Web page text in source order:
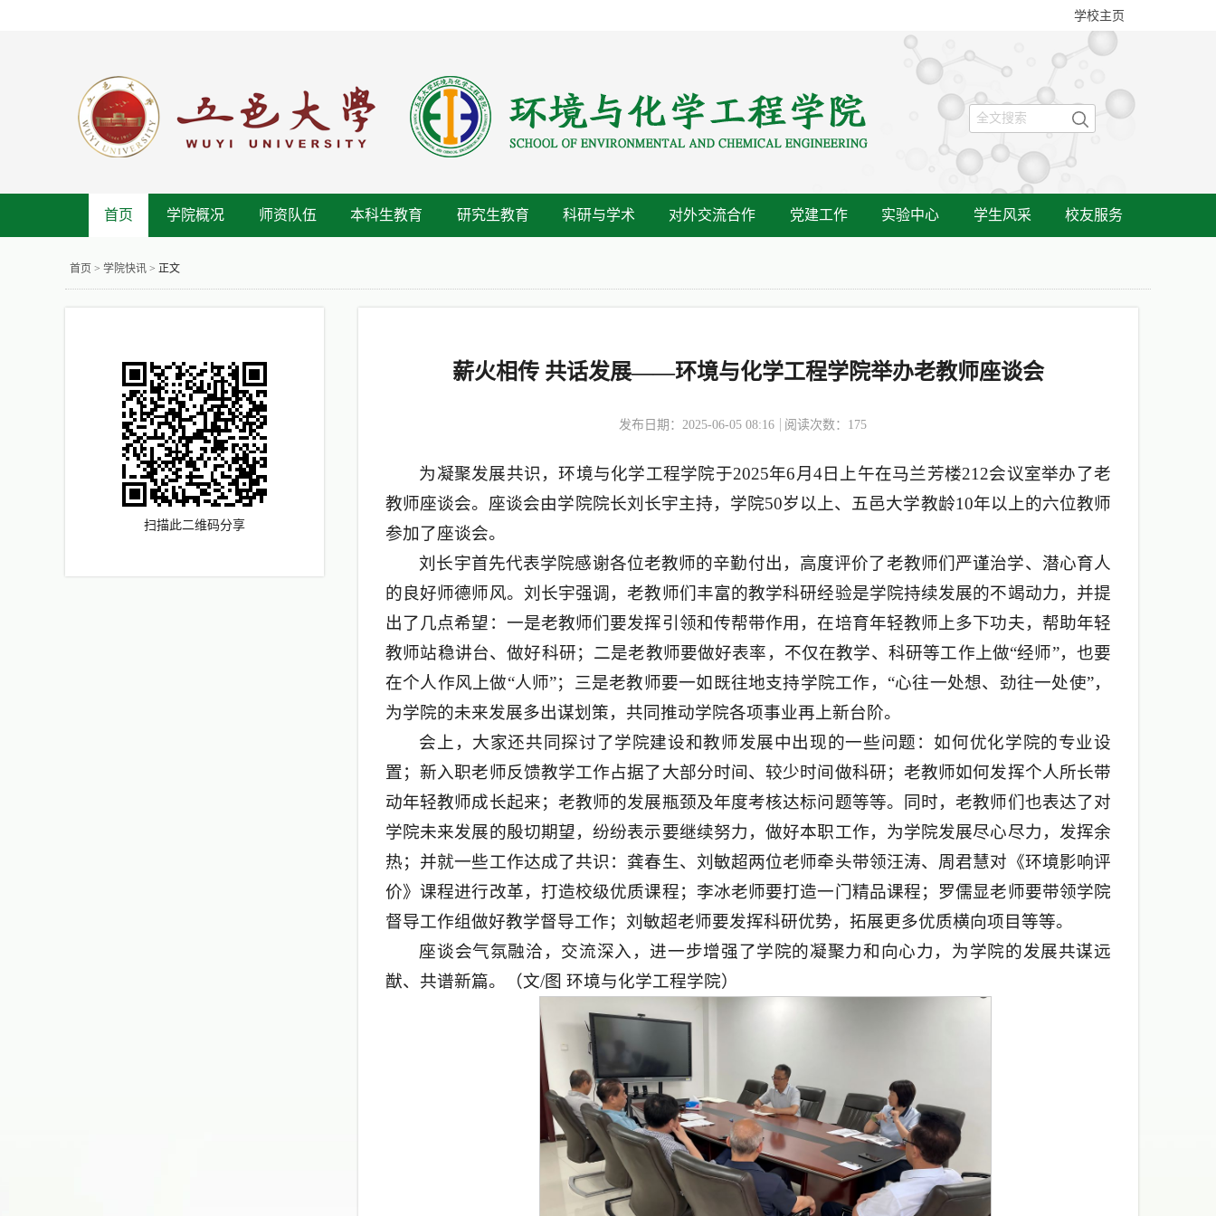
学校主页
首页 学院概况 师资队伍 本科生教育 研究生教育 科研与学术 对外交流合作 党建工作 实验中心 学生风采 校友服务
首页 > 学院快讯 > 正文
扫描此二维码分享
薪火相传 共话发展——环境与化学工程学院举办老教师座谈会
发布日期：2025-06-05 08:16 阅读次数： 175
为凝聚发展共识，环境与化学工程学院于2025年6月4日上午在马兰芳楼212会议室举办了老
教师座谈会。座谈会由学院院长刘长宇主持，学院50岁以上、五邑大学教龄10年以上的六位教师
参加了座谈会。
刘长宇首先代表学院感谢各位老教师的辛勤付出，高度评价了老教师们严谨治学、潜心育人
的良好师德师风。刘长宇强调，老教师们丰富的教学科研经验是学院持续发展的不竭动力，并提
出了几点希望：一是老教师们要发挥引领和传帮带作用，在培育年轻教师上多下功夫，帮助年轻
教师站稳讲台、做好科研；二是老教师要做好表率，不仅在教学、科研等工作上做“经师”，也要
在个人作风上做“人师”；三是老教师要一如既往地支持学院工作，“心往一处想、劲往一处使”，
为学院的未来发展多出谋划策，共同推动学院各项事业再上新台阶。
会上，大家还共同探讨了学院建设和教师发展中出现的一些问题：如何优化学院的专业设
置；新入职老师反馈教学工作占据了大部分时间、较少时间做科研；老教师如何发挥个人所长带
动年轻教师成长起来；老教师的发展瓶颈及年度考核达标问题等等。同时，老教师们也表达了对
学院未来发展的殷切期望，纷纷表示要继续努力，做好本职工作，为学院发展尽心尽力，发挥余
热；并就一些工作达成了共识：龚春生、刘敏超两位老师牵头带领汪涛、周君慧对《环境影响评
价》课程进行改革，打造校级优质课程；李冰老师要打造一门精品课程；罗儒显老师要带领学院
督导工作组做好教学督导工作；刘敏超老师要发挥科研优势，拓展更多优质横向项目等等。
座谈会气氛融洽，交流深入，进一步增强了学院的凝聚力和向心力，为学院的发展共谋远
猷、共谱新篇。（文/图 环境与化学工程学院）